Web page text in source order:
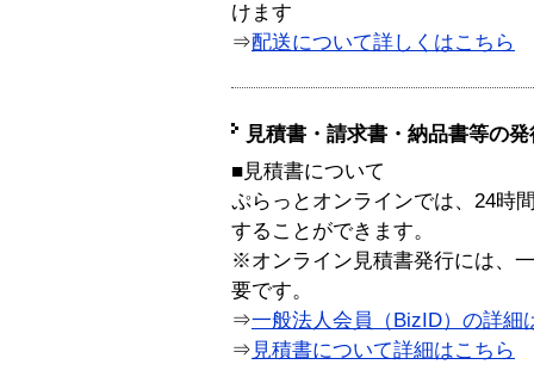
けます
⇒配送について詳しくはこちら
見積書・請求書・納品書等の
■見積書について
ぷらっとオンラインでは、24時
することができます。
※オンライン見積書発行には、
要です。
⇒一般法人会員（BizID）の詳細
⇒ 見積書について詳細はこちら